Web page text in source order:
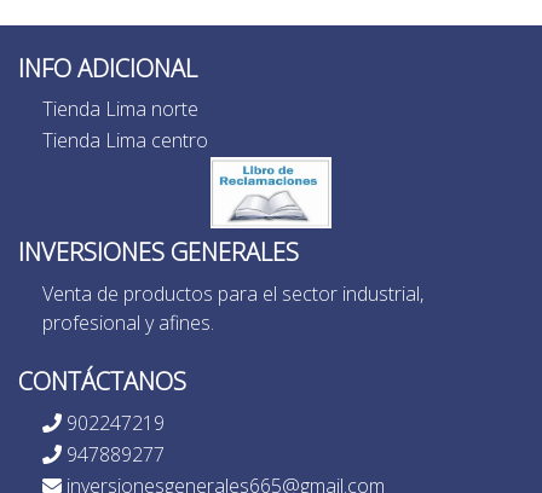
INFO ADICIONAL
Tienda Lima norte
Tienda Lima centro
INVERSIONES GENERALES
Venta de productos para el sector industrial,
profesional y afines.
CONTÁCTANOS
902247219
947889277
inversionesgenerales665@gmail.com